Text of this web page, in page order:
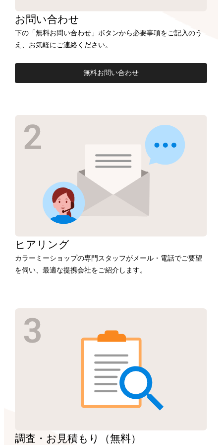
お問い合わせ
下の「無料お問い合わせ」ボタンから必要事項をご記入のう
え、お気軽にご連絡ください。
無料お問い合わせ
ヒアリング
カラーミーショップの専門スタッフがメール・電話でご要望
を伺い、最適な提携会社をご紹介します。
調査・お見積もり （無料）